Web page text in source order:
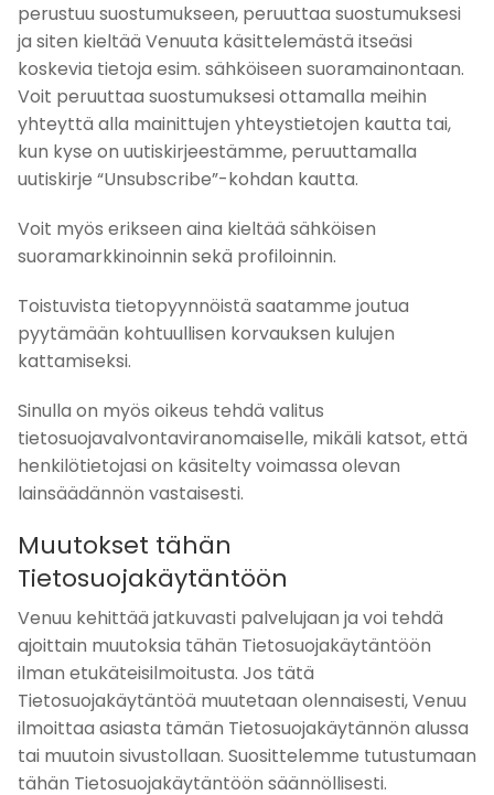
perustuu suostumukseen, peruuttaa suostumuksesi
ja siten kieltää Venuuta käsittelemästä itseäsi
koskevia tietoja esim. sähköiseen suoramainontaan.
Voit peruuttaa suostumuksesi ottamalla meihin
yhteyttä alla mainittujen yhteystietojen kautta tai,
kun kyse on uutiskirjeestämme, peruuttamalla
uutiskirje “Unsubscribe”-kohdan kautta.
Voit myös erikseen aina kieltää sähköisen
suoramarkkinoinnin sekä profiloinnin.
Toistuvista tietopyynnöistä saatamme joutua
pyytämään kohtuullisen korvauksen kulujen
kattamiseksi.
Sinulla on myös oikeus tehdä valitus
tietosuojavalvontaviranomaiselle, mikäli katsot, että
henkilötietojasi on käsitelty voimassa olevan
lainsäädännön vastaisesti.
Muutokset tähän
Tietosuojakäytäntöön
Venuu kehittää jatkuvasti palvelujaan ja voi tehdä
ajoittain muutoksia tähän Tietosuojakäytäntöön
ilman etukäteisilmoitusta. Jos tätä
Tietosuojakäytäntöä muutetaan olennaisesti, Venuu
ilmoittaa asiasta tämän Tietosuojakäytännön alussa
tai muutoin sivustollaan. Suosittelemme tutustumaan
tähän Tietosuojakäytäntöön säännöllisesti.